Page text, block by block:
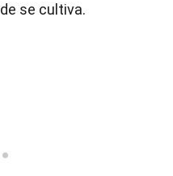
se cultiva.